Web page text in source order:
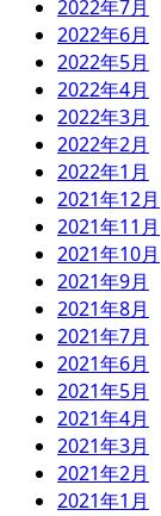
2022年7月
2022年6月
2022年5月
2022年4月
2022年3月
2022年2月
2022年1月
2021年12月
2021年11月
2021年10月
2021年9月
2021年8月
2021年7月
2021年6月
2021年5月
2021年4月
2021年3月
2021年2月
2021年1月